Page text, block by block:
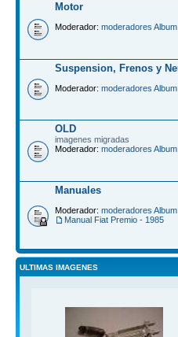
Motor
Moderador: moderadores Album
Suspension, Frenos y
Moderador: moderadores Album
OLD
imagenes migradas
Moderador: moderadores Album
Manuales
Moderador: moderadores Album
Manual Fiat Premio - 1985
ULTIMAS IMAGENES